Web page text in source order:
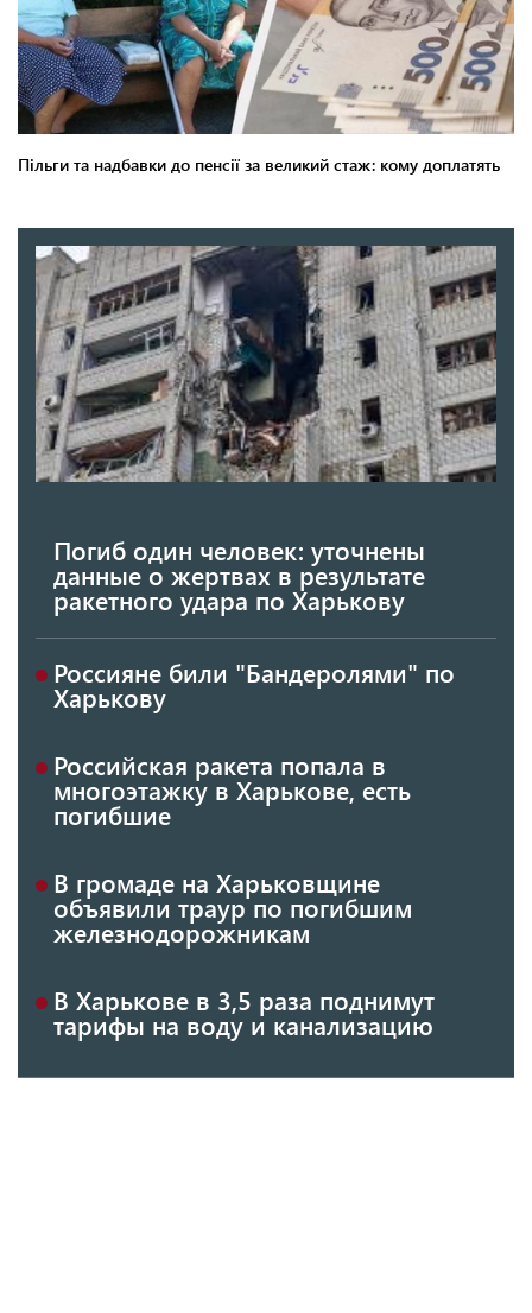
Погиб один человек: уточнены
данные о жертвах в результате
ракетного удара по Харькову
Россияне били "Бандеролями" по
Харькову
Российская ракета попала в
многоэтажку в Харькове, есть
погибшие
В громаде на Харьковщине
объявили траур по погибшим
железнодорожникам
В Харькове в 3,5 раза поднимут
тарифы на воду и канализацию